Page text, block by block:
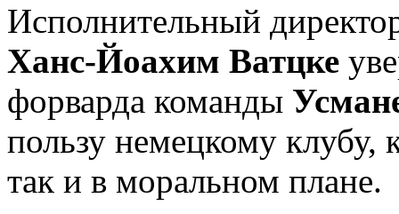
Исполнительный
Ханс-Йоахим Ватцке
форварда команды
пользу немецкому клубу,
так и в моральном плане.